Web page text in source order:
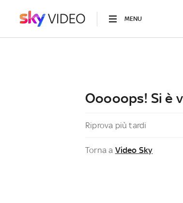
MENU
Ooooops! Si è
Riprova più tardi
Torna a Video Sky